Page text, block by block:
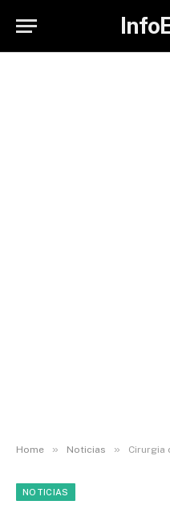
Home » Noticias » Cirurgia de
NOTICIAS